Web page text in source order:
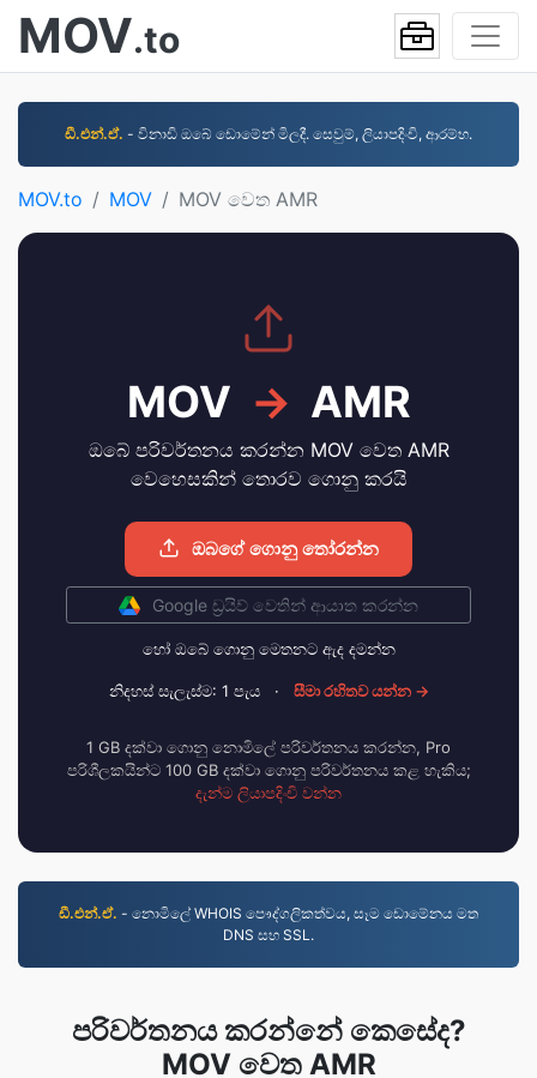
MOV.to
ඩී.එන්.ඒ. - විනාඩි ඔබේ ඩොමේන් මිලදී. සෙවුම්, ලියාපදිංචි, ආරම්භ.
MOV.to MOV MOV වෙත AMR
MOV → AMR
ඔබේ පරිවර්තනය කරන්න MOV වෙත AMR
වෙහෙසකින් තොරව ගොනු කරයි
ඔබගේ ගොනු තෝරන්න
Google ඩ්‍රයිව් වෙතින් ආයාත කරන්න
හෝ ඔබේ ගොනු මෙතනට ඇද දමන්න
නිදහස් සැලැස්ම: 1 පැය · සීමා රහිතව යන්න →
1 GB දක්වා ගොනු නොමිලේ පරිවර්තනය කරන්න, Pro
පරිශීලකයින්ට 100 GB දක්වා ගොනු පරිවර්තනය කළ හැකිය;
දැන්ම ලියාපදිංචි වන්න
ඩී.එන්.ඒ. - නොමිලේ WHOIS පෞද්ගලිකත්වය, සෑම ඩොමේනය මත
DNS සහ SSL.
පරිවර්තනය කරන්නේ කෙසේද?
MOV වෙත AMR